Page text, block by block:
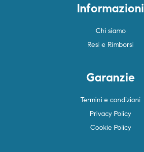
Informazioni
Chi siamo
Resi e Rimborsi
Garanzie
Termini e condizioni
Privacy Policy
Cookie Policy